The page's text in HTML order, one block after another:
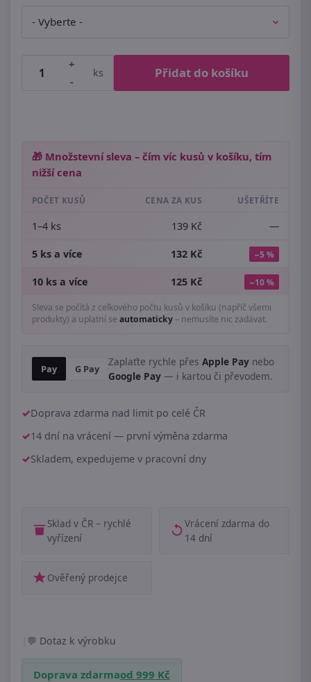
+
-
ks Přidat do košíku
🎁 Množstevní sleva – čím víc kusů v košíku, tím
nižší cena
POČET KUSŮ CENA ZA KUS UŠETŘÍTE
1–4 ks 139 Kč —
5 ks a více 132 Kč −5 %
10 ks a více 125 Kč −10 %
Sleva se počítá z celkového počtu kusů v košíku (napříč všemi
produkty) a uplatní se automaticky– nemusíte nic zadávat.
Pay G Pay
Zaplaťte rychle přes Apple Pay nebo
Google Pay — i kartou či převodem.
Doprava zdarma nad limit po celé ČR
14 dní na vrácení — první výměna zdarma
Skladem, expedujeme v pracovní dny
Sklad v ČR – rychlé
vyřízení
Vrácení zdarma do
14 dní
Ověřený prodejce
Dotaz k výrobku
Doprava zdarmaod 999 Kč